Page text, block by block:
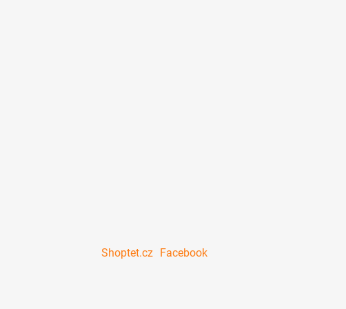
Shoptet.cz Facebook